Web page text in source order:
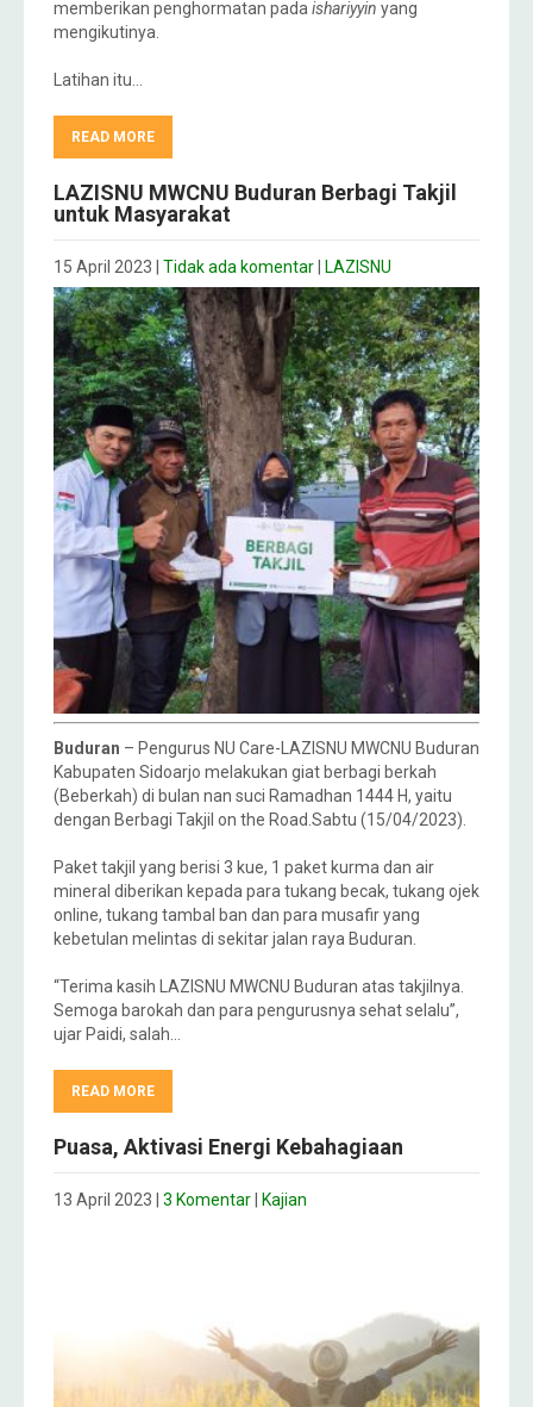
memberikan penghormatan pada ishariyyin yang
mengikutinya.
Latihan itu…
READ MORE
LAZISNU MWCNU Buduran Berbagi Takjil
untuk Masyarakat
15 April 2023 Tidak ada komentar LAZISNU
Buduran – Pengurus NU Care-LAZISNU MWCNU Buduran
Kabupaten Sidoarjo melakukan giat berbagi berkah
(Beberkah) di bulan nan suci Ramadhan 1444 H, yaitu
dengan Berbagi Takjil on the Road.Sabtu (15/04/2023).
Paket takjil yang berisi 3 kue, 1 paket kurma dan air
mineral diberikan kepada para tukang becak, tukang ojek
online, tukang tambal ban dan para musafir yang
kebetulan melintas di sekitar jalan raya Buduran.
“Terima kasih LAZISNU MWCNU Buduran atas takjilnya.
Semoga barokah dan para pengurusnya sehat selalu”,
ujar Paidi, salah…
READ MORE
Puasa, Aktivasi Energi Kebahagiaan
13 April 2023 3 Komentar Kajian